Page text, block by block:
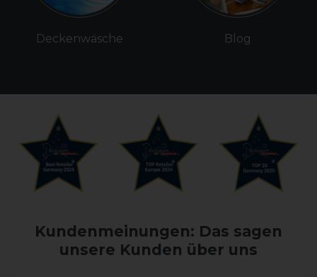
Deckenwäsche Blog
Kundenmeinungen: Das sagen
unsere Kunden über uns